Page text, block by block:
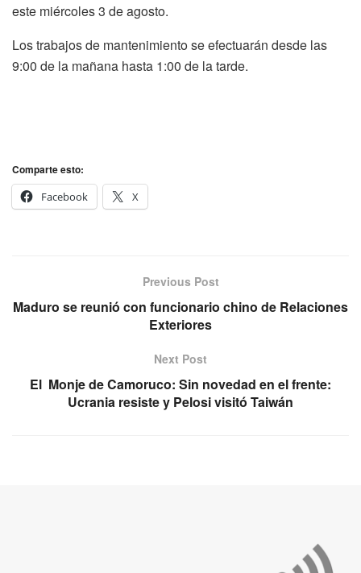
este miércoles 3 de agosto.
Los trabajos de mantenimiento se efectuarán desde las
9:00 de la mañana hasta 1:00 de la tarde.
Comparte esto:
Facebook
X
Previous Post
Maduro se reunió con funcionario chino de Relaciones
Exteriores
Next Post
El Monje de Camoruco: Sin novedad en el frente:
Ucrania resiste y Pelosi visitó Taiwán